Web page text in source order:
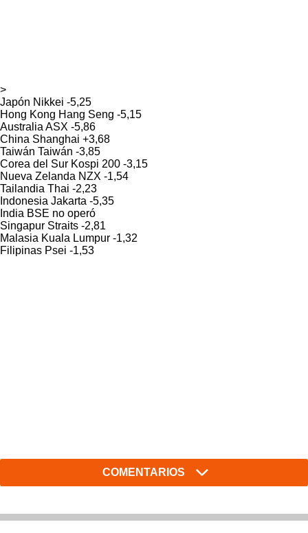
>
Japón Nikkei -5,25
Hong Kong Hang Seng -5,15
Australia ASX -5,86
China Shanghai +3,68
Taiwán Taiwán -3,85
Corea del Sur Kospi 200 -3,15
Nueva Zelanda NZX -1,54
Tailandia Thai -2,23
Indonesia Jakarta -5,35
India BSE no operó
Singapur Straits -2,81
Malasia Kuala Lumpur -1,32
Filipinas Psei -1,53
COMENTARIOS